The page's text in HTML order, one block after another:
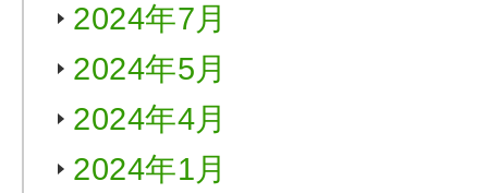
2024年7月
2024年5月
2024年4月
2024年1月